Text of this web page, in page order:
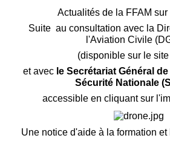
Actualités de la FFAM
Suite au consultation avec la
l'Aviation Civile
(disponible sur le
et avec le Secrétariat Général
Sécurité Nationale
accessible en cliquant sur
Une notice d'aide à la formation